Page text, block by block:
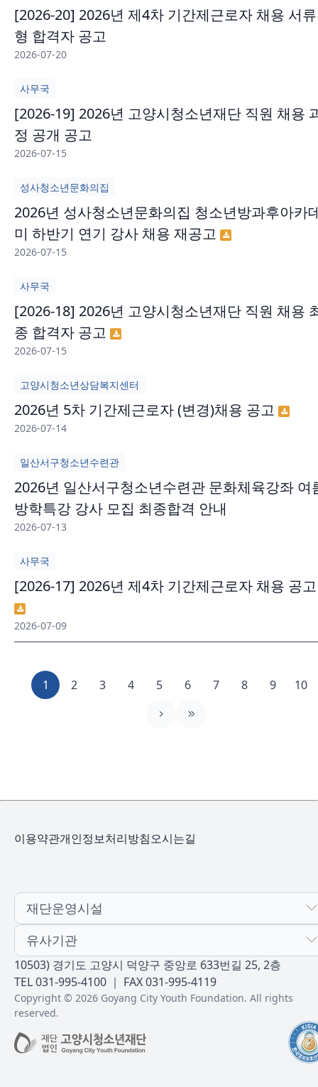
[2026-20] 2026년 제4차 기간제근로자 채용 서
형 합격자 공고
2026-07-20
사무국
[2026-19] 2026년 고양시청소년재단 직원 채용
정 공개 공고
2026-07-15
성사청소년문화의집
2026년 성사청소년문화의집 청소년방과후아카
미 하반기 연기 강사 채용 재공고
2026-07-15
사무국
[2026-18] 2026년 고양시청소년재단 직원 채용
종 합격자 공고
2026-07-15
고양시청소년상담복지센터
2026년 5차 기간제근로자 (변경)채용 공고
2026-07-14
일산서구청소년수련관
2026년 일산서구청소년수련관 문화체육강좌 여
방학특강 강사 모집 최종합격 안내
2026-07-13
사무국
[2026-17] 2026년 제4차 기간제근로자 채용 공고
2026-07-09
1 2 3 4 5 6 7 8 9 10
10503) 경기도 고양시 덕양구 중앙로 633번길 25, 2층
TEL 031-995-4100 ｜ FAX 031-995-4119
Copyright © 2026 Goyang City Youth Foundation. All rights
reserved.
이용약관개인정보처리방침오시는길
재단운영시설
유사기관